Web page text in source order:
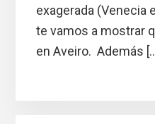
exagerada (Venecia
te vamos a mostrar
en Aveiro. Además